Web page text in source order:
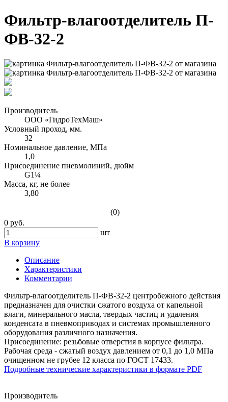
Фильтр-влагоотделитель П-
ФВ-32-2
Производитель
ООО «ГидроТехМаш»
Условный проход, мм.
32
Номинальное давление, МПа
1,0
Присоединение пневмолиний, дюйм
G1¼
Масса, кг, не более
3,80
(0)
0 руб.
шт
В корзину
Описание
Характеристики
Комментарии
Фильтр-влагоотделитель П-ФВ-32-2 центробежного действия
предназначен для очистки сжатого воздуха от капельной
влаги, минерального масла, твердых частиц и удаления
конденсата в пневмоприводах и системах промышленного
оборудования различного назначения.
Присоединение: резьбовые отверстия в корпусе фильтра.
Рабочая среда - сжатый воздух давлением от 0,1 до 1,0 МПа
очищенном не грубее 12 класса по ГОСТ 17433.
Подробные технические характеристики в формате PDF
Производитель